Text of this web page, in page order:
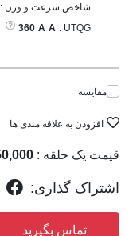
شاخص سرعت و وزن :
UTQG :
A
A
360
مقایسه
افزودن به علاقه مندی ها
قیمت یک حلقه :
اشتراک گذاری:
تماس بگیرید